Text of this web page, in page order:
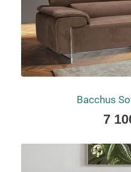
Bacchus
As
as
7